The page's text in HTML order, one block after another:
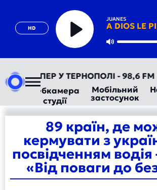
HD
JUANES
A DIOS LE
Play
ТЕПЕР У ТЕРНОПОЛІ - 98,6 FM
Вебкамера
студії
Мобільний
застосунок
89 країн, де
кермувати з
посвідченням водія
«Від поваги до